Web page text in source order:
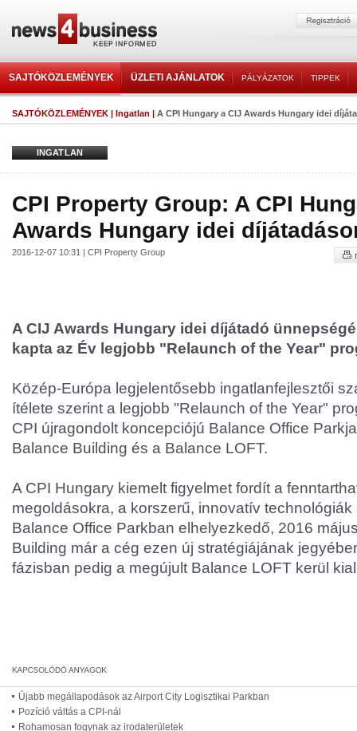
SAJTÓKÖZLEMÉNYEK ÜZLETI AJÁNLATOK PÁLYÁZATOK TIPPEK
SAJTÓKÖZLEMÉNYEK | Ingatlan | A CPI Hungary a CIJ Awards Hungary idei
INGATLAN
CPI Property Group: A CPI
Awards Hungary idei
2016-12-07 10:31 | CPI Property Group
A CIJ Awards Hungary idei díjátadó
kapta az Év legjobb "Relaunch of the Year"
Közép-Európa legjelentősebb ingatlanfejlesztői
ítélete szerint a legjobb "Relaunch of the Year"
CPI újragondolt koncepciójú Balance Office
Balance Building és a Balance LOFT.
A CPI Hungary kiemelt figyelmet fordít a
megoldásokra, a korszerű, innovatív technológiák
Balance Office Parkban elhelyezkedő, 2016
Building már a cég ezen új stratégiájának
fázisban pedig a megújult Balance LOFT kerül
Újabb megállapodások az Airport City Logisztikai Parkban
Pozíció váltás a CPI-nál
Rohamosan fogynak az irodaterületek